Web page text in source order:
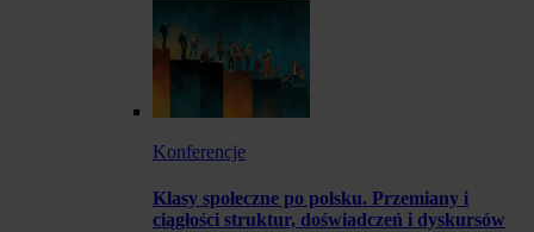
Konferencje
Klasy społeczne po polsku. Przemiany i
ciągłości struktur, doświadczeń i dyskursów